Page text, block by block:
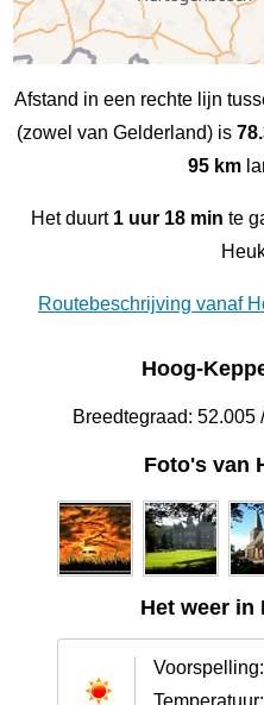
Afstand in een rechte lijn
(zowel van Gelderland) is
95 km
Het duurt 1 uur 18 min te
Routebeschrijving vanaf
Hoog-
Breedtegraad: 52.005
Foto's van
Het weer in
Voorspelling: